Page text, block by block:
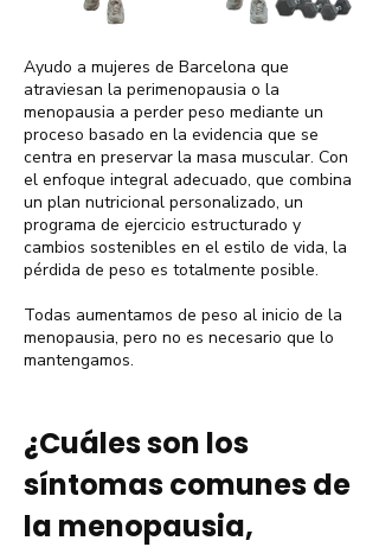
Ayudo a mujeres de Barcelona que
atraviesan la perimenopausia o la
menopausia a perder peso mediante un
proceso basado en la evidencia que se
centra en preservar la masa muscular. Con
el enfoque integral adecuado, que combina
un plan nutricional personalizado, un
programa de ejercicio estructurado y
cambios sostenibles en el estilo de vida, la
pérdida de peso es totalmente posible.
Todas aumentamos de peso al inicio de la
menopausia, pero no es necesario que lo
mantengamos.
¿Cuáles son los
síntomas comunes de
la menopausia,